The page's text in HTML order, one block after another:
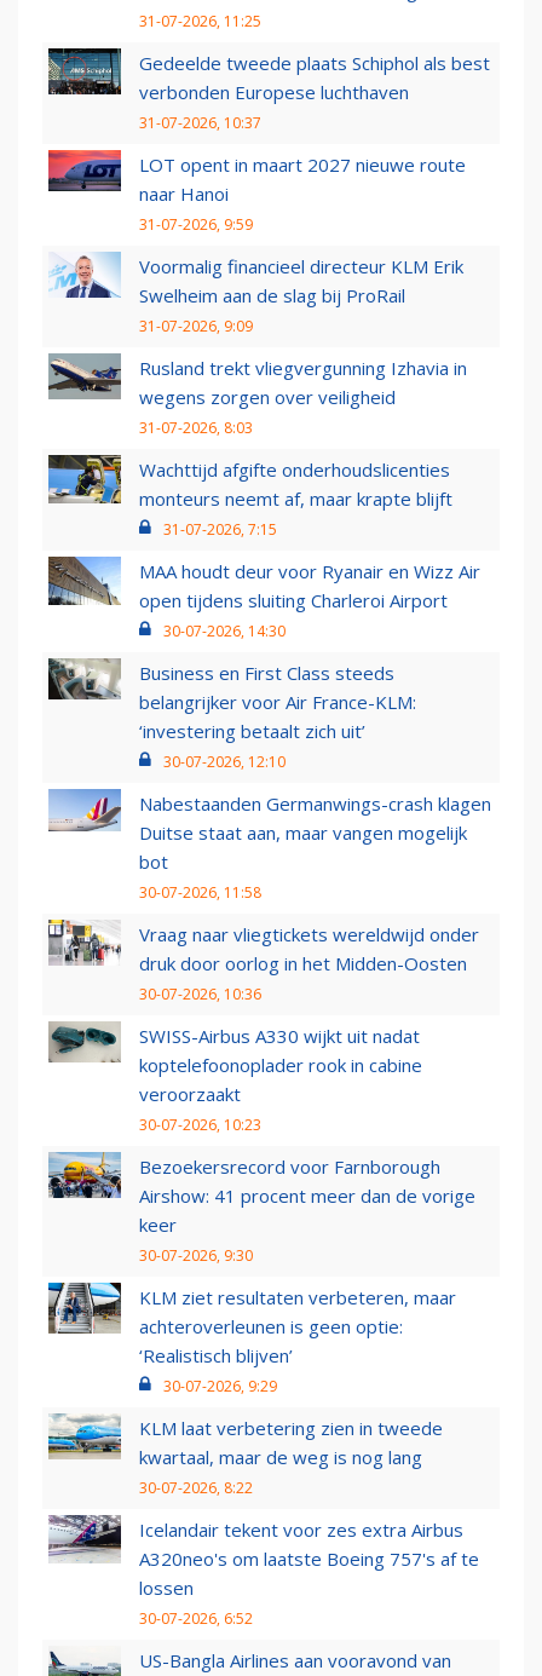
31-07-2026, 11:25
Gedeelde tweede plaats Schiphol als best
verbonden Europese luchthaven
31-07-2026, 10:37
LOT opent in maart 2027 nieuwe route
naar Hanoi
31-07-2026, 9:59
Voormalig financieel directeur KLM Erik
Swelheim aan de slag bij ProRail
31-07-2026, 9:09
Rusland trekt vliegvergunning Izhavia in
wegens zorgen over veiligheid
31-07-2026, 8:03
Wachttijd afgifte onderhoudslicenties
monteurs neemt af, maar krapte blijft
31-07-2026, 7:15
MAA houdt deur voor Ryanair en Wizz Air
open tijdens sluiting Charleroi Airport
30-07-2026, 14:30
Business en First Class steeds
belangrijker voor Air France-KLM:
‘investering betaalt zich uit’
30-07-2026, 12:10
Nabestaanden Germanwings-crash klagen
Duitse staat aan, maar vangen mogelijk
bot
30-07-2026, 11:58
Vraag naar vliegtickets wereldwijd onder
druk door oorlog in het Midden-Oosten
30-07-2026, 10:36
SWISS-Airbus A330 wijkt uit nadat
koptelefoonoplader rook in cabine
veroorzaakt
30-07-2026, 10:23
Bezoekersrecord voor Farnborough
Airshow: 41 procent meer dan de vorige
keer
30-07-2026, 9:30
KLM ziet resultaten verbeteren, maar
achteroverleunen is geen optie:
‘Realistisch blijven’
30-07-2026, 9:29
KLM laat verbetering zien in tweede
kwartaal, maar de weg is nog lang
30-07-2026, 8:22
Icelandair tekent voor zes extra Airbus
A320neo's om laatste Boeing 757's af te
lossen
30-07-2026, 6:52
US-Bangla Airlines aan vooravond van